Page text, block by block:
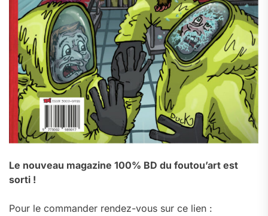
Le nouveau magazine 100% BD du foutou’art est
sorti !
Pour le commander rendez-vous sur ce lien :